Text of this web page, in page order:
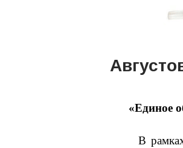
«Единое
В